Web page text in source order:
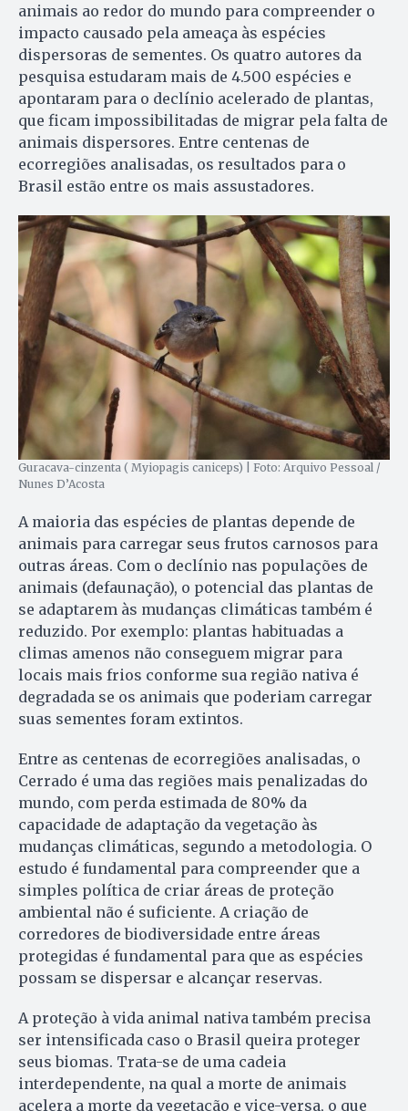
animais ao redor do mundo para compreender o
impacto causado pela ameaça às espécies
dispersoras de sementes. Os quatro autores da
pesquisa estudaram mais de 4.500 espécies e
apontaram para o declínio acelerado de plantas,
que ficam impossibilitadas de migrar pela falta de
animais dispersores. Entre centenas de
ecorregiões analisadas, os resultados para o
Brasil estão entre os mais assustadores.
Guracava-cinzenta ( Myiopagis caniceps) | Foto: Arquivo Pessoal /
Nunes D’Acosta
A maioria das espécies de plantas depende de
animais para carregar seus frutos carnosos para
outras áreas. Com o declínio nas populações de
animais (defaunação), o potencial das plantas de
se adaptarem às mudanças climáticas também é
reduzido. Por exemplo: plantas habituadas a
climas amenos não conseguem migrar para
locais mais frios conforme sua região nativa é
degradada se os animais que poderiam carregar
suas sementes foram extintos.
Entre as centenas de ecorregiões analisadas, o
Cerrado é uma das regiões mais penalizadas do
mundo, com perda estimada de 80% da
capacidade de adaptação da vegetação às
mudanças climáticas, segundo a metodologia. O
estudo é fundamental para compreender que a
simples política de criar áreas de proteção
ambiental não é suficiente. A criação de
corredores de biodiversidade entre áreas
protegidas é fundamental para que as espécies
possam se dispersar e alcançar reservas.
A proteção à vida animal nativa também precisa
ser intensificada caso o Brasil queira proteger
seus biomas. Trata-se de uma cadeia
interdependente, na qual a morte de animais
acelera a morte da vegetação e vice-versa, o que